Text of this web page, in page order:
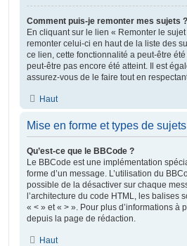
Comment puis-je remonter mes sujets ?
En cliquant sur le lien « Remonter le
remonter celui-ci en haut de la liste des
ce lien, cette fonctionnalité a peut-être
peut-être pas encore été atteint. Il est
assurez-vous de le faire tout en
Haut
Mise en forme et types de sujets
Qu’est-ce que le BBCode ?
Le BBCode est une implémentation
forme d’un message. L’utilisation du
possible de la désactiver sur chaque
l’architecture du code HTML, les balises
« < » et « > ». Pour plus d’informations
depuis la page de rédaction.
Haut